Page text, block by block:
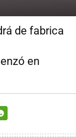
de fabrica
en